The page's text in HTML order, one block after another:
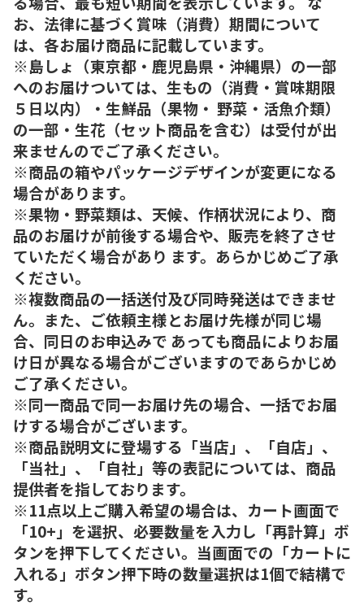
お、法律に基づく賞味（消費）期間について
は、各お届け商品に記載しています。
※島しょ（東京都・鹿児島県・沖縄県）の一部
へのお届けついては、生もの（消費・賞味期限
５日以内）・生鮮品（果物・ 野菜・活魚介類）
の一部・生花（セット商品を含む）は受付が出
来ませんのでご了承ください。
※商品の箱やパッケージデザインが変更になる
場合があります。
※果物・野菜類は、天候、作柄状況により、商
品のお届けが前後する場合や、販売を終了させ
ていただく場合があり ます。あらかじめご了承
ください。
※複数商品の一括送付及び同時発送はできませ
ん。また、ご依頼主様とお届け先様が同じ場
合、同日のお申込みで あっても商品によりお届
け日が異なる場合がございますのであらかじめ
ご了承ください。
※同一商品で同一お届け先の場合、一括でお届
けする場合がございます。
※商品説明文に登場する「当店」、「自店」、
「当社」、「自社」等の表記については、商品
提供者を指しております。
※11点以上ご購入希望の場合は、カート画面で
「10+」を選択、必要数量を入力し「再計算」ボ
タンを押下してください。当画面での「カートに
入れる」ボタン押下時の数量選択は1個で結構で
す。